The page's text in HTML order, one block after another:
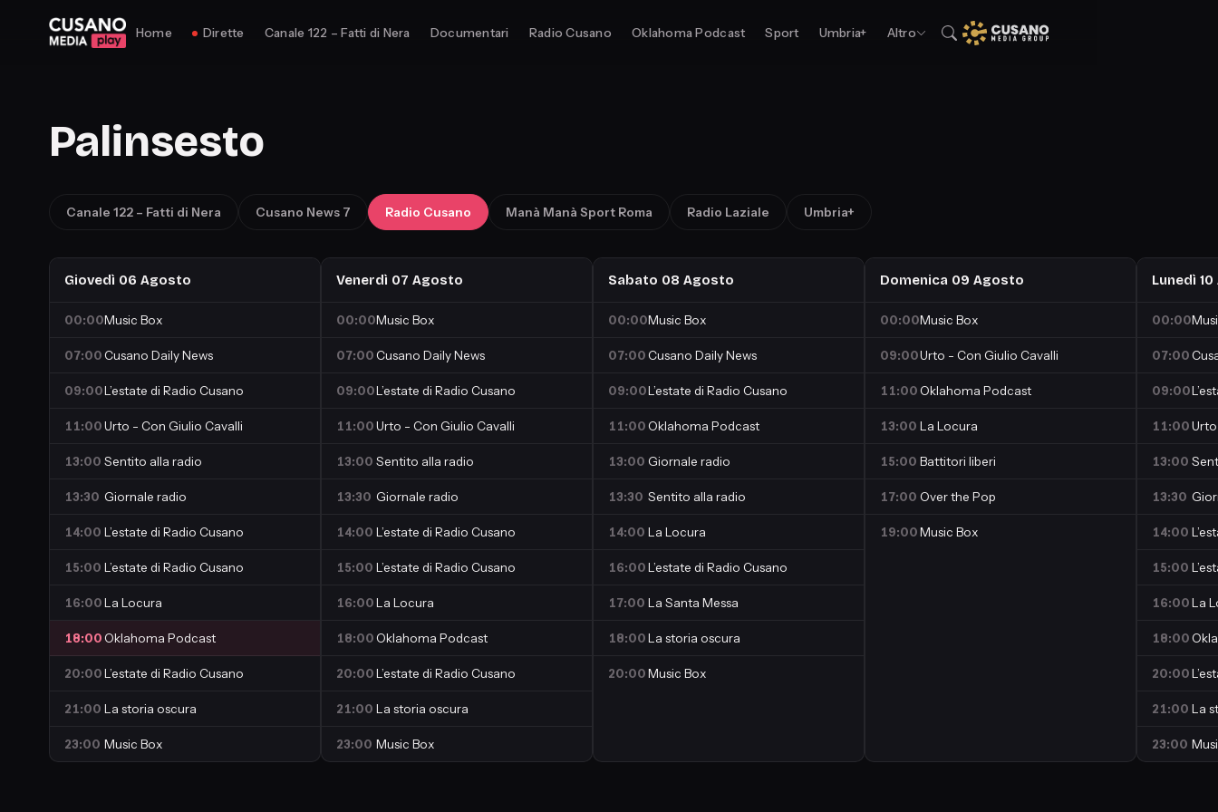
Home Dirette Canale 122 – Fatti di Nera Documentari Radio Cusano Oklahoma Podcast Sport Umbria+ Altro
Palinsesto
Canale 122 – Fatti di Nera Cusano News 7 Radio Cusano Manà Manà Sport Roma Radio Laziale Umbria+
Giovedì 06 Agosto
00:00Music Box
07:00 Cusano Daily News
09:00L’estate di Radio Cusano
11:00Urto - Con Giulio Cavalli
13:00 Sentito alla radio
13:30 Giornale radio
14:00 L’estate di Radio Cusano
15:00 L’estate di Radio Cusano
16:00La Locura
18:00 Oklahoma Podcast
20:00L’estate di Radio Cusano
21:00 La storia oscura
23:00 Music Box
Venerdì 07 Agosto
00:00Music Box
07:00 Cusano Daily News
09:00L’estate di Radio Cusano
11:00Urto - Con Giulio Cavalli
13:00 Sentito alla radio
13:30 Giornale radio
14:00 L’estate di Radio Cusano
15:00 L’estate di Radio Cusano
16:00La Locura
18:00 Oklahoma Podcast
20:00L’estate di Radio Cusano
21:00 La storia oscura
23:00 Music Box
Sabato 08 Agosto
00:00Music Box
07:00 Cusano Daily News
09:00L’estate di Radio Cusano
11:00 Oklahoma Podcast
13:00 Giornale radio
13:30 Sentito alla radio
14:00 La Locura
16:00L’estate di Radio Cusano
17:00 La Santa Messa
18:00La storia oscura
20:00Music Box
Domenica 09 Agosto
00:00Music Box
09:00Urto - Con Giulio Cavalli
11:00 Oklahoma Podcast
13:00 La Locura
15:00 Battitori liberi
17:00 Over the Pop
19:00Music Box
Lunedì
00:00
07:00
09:00
11:00
13:00
13:30
14:00
15:00
16:00La
18:00
20:00
21:00 La
23:00